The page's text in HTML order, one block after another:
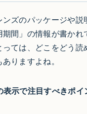
ンズのパッケージや
期間」の情報が書かれ
っては、どこをどう読
りますよね。
示で注目すべきポイ